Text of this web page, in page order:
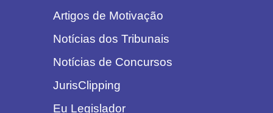
Artigos de Motivação
Notícias dos Tribunais
Notícias de Concursos
JurisClipping
Eu Legislador